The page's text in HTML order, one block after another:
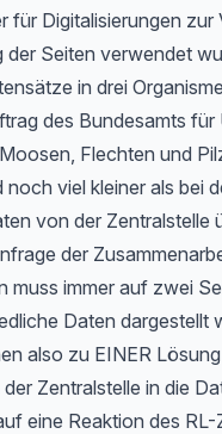
für Digitalisierungen zur
Seiten verwendet
in drei
des Bundesamts für
Flechten und
viel kleiner als bei
von der Zentralstelle
der
immer auf zwei
Daten dargestellt
also zu EINER
Zentralstelle in die
eine Reaktion des